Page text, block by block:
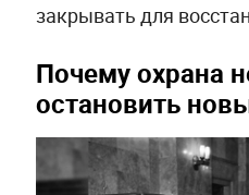
закрывать для
Почему охрана
остановить